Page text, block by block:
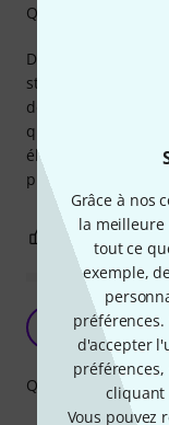
Grâce à nos
la meilleure
tout ce
exemple,
d'accepter
cliquant
Vous pouvez
Des jacks
standard. Le souci
deux pedales l'une
qu'on a besoin de
éloignées. Bref
probablement
Qualité de
0
Ca a fait le
Qualité de